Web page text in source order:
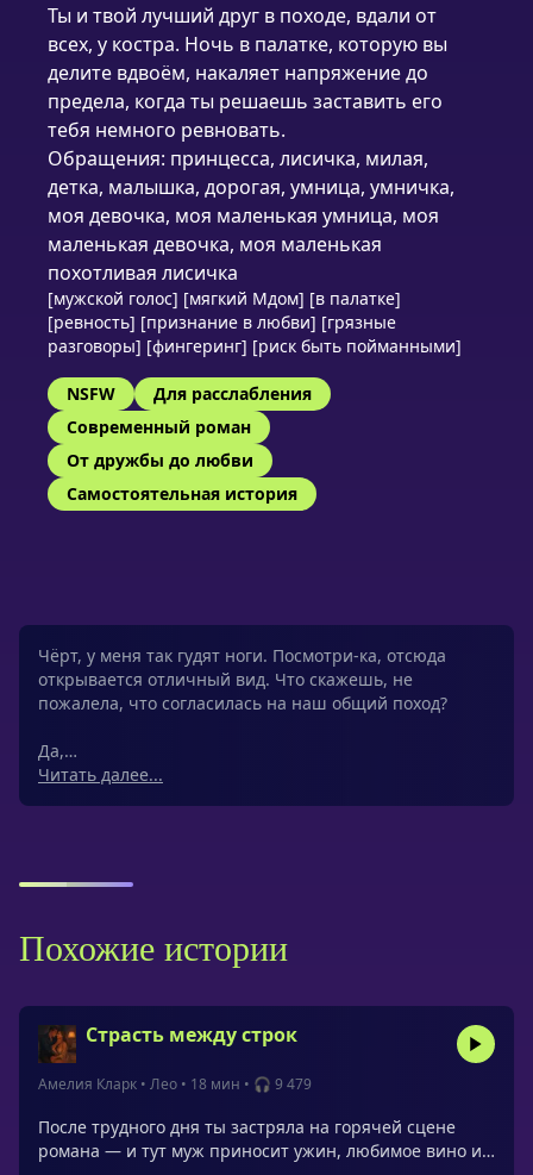
Ты и твой лучший друг в походе, вдали от
всех, у костра. Ночь в палатке, которую вы
делите вдвоём, накаляет напряжение до
предела, когда ты решаешь заставить его
тебя немного ревновать.
Обращения: принцесса, лисичка, милая,
детка, малышка, дорогая, умница, умничка,
моя девочка, моя маленькая умница, моя
маленькая девочка, моя маленькая
похотливая лисичка
[мужской голос] [мягкий Мдом] [в палатке]
[ревность] [признание в любви] [грязные
разговоры] [фингеринг] [риск быть пойманными]
NSFW
Для расслабления
Современный роман
От дружбы до любви
Самостоятельная история
Чёрт, у меня так гудят ноги. Посмотри-ка, отсюда
открывается отличный вид. Что скажешь, не
пожалела, что согласилась на наш общий поход?
Да,…
Читать далее...
Похожие истории
Страсть между строк
Амелия Кларк • Лео • 18 мин • 🎧 9 479
После трудного дня ты застряла на горячей сцене
романа — и тут муж приносит ужин, любимое вино и